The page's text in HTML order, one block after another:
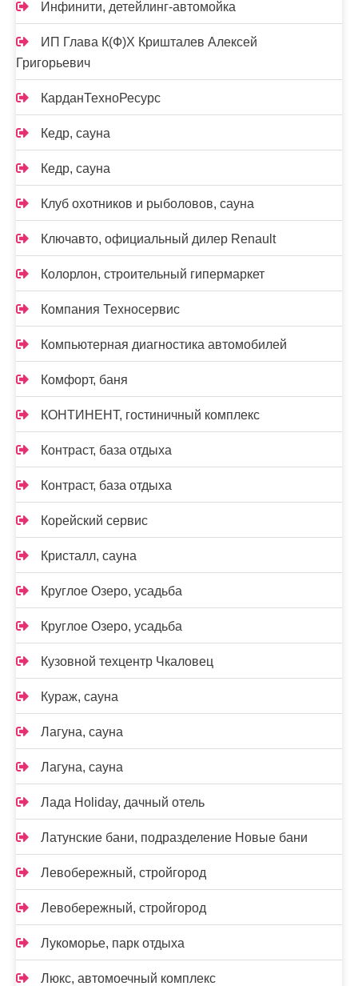
Инфинити, детейлинг-автомойка
ИП Глава К(Ф)Х Кришталев Алексей
Григорьевич
КарданТехноРесурс
Кедр, сауна
Кедр, сауна
Клуб охотников и рыболовов, сауна
Ключавто, официальный дилер Renault
Колорлон, строительный гипермаркет
Компания Техносервис
Компьютерная диагностика автомобилей
Комфорт, баня
КОНТИНЕНТ, гостиничный комплекс
Контраст, база отдыха
Контраст, база отдыха
Корейский сервис
Кристалл, сауна
Круглое Озеро, усадьба
Круглое Озеро, усадьба
Кузовной техцентр Чкаловец
Кураж, сауна
Лагуна, сауна
Лагуна, сауна
Лада Holidаy, дачный отель
Латунские бани, подразделение Новые бани
Левобережный, стройгород
Левобережный, стройгород
Лукоморье, парк отдыха
Люкс, автомоечный комплекс